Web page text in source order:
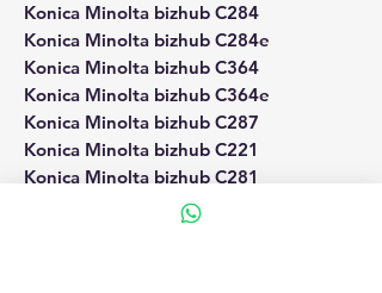
Konica Minolta bizhub C284
Konica Minolta bizhub C284e
Konica Minolta bizhub C364
Konica Minolta bizhub C364e
Konica Minolta bizhub C287
Konica Minolta bizhub C221
Konica Minolta bizhub C281
Konica Minolta bizhub C454
Konica Minolta bizhub C554